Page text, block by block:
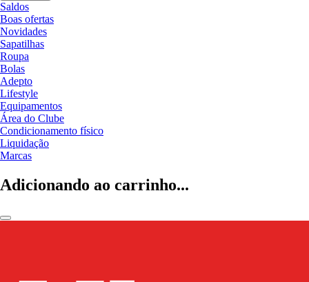
Saldos
Boas ofertas
Novidades
Sapatilhas
Roupa
Bolas
Adepto
Lifestyle
Equipamentos
Área do Clube
Condicionamento físico
Liquidação
Marcas
Adicionando ao carrinho...